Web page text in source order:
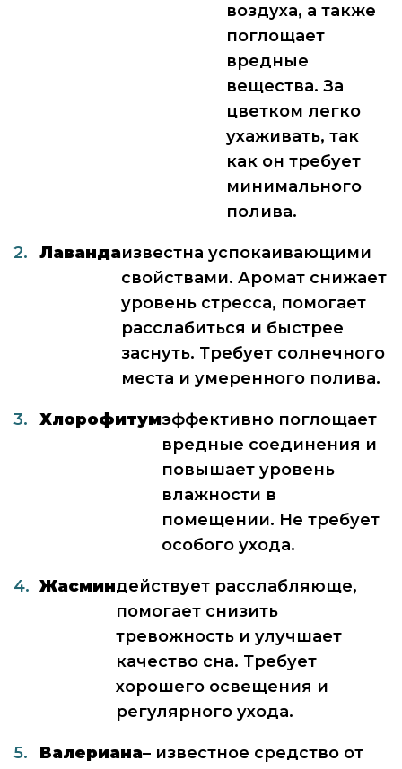
воздуха, а также
поглощает
вредные
вещества. За
цветком легко
ухаживать, так
как он требует
минимального
полива.
Лавандаизвестна успокаивающими
свойствами. Аромат снижает
уровень стресса, помогает
расслабиться и быстрее
заснуть. Требует солнечного
места и умеренного полива.
Хлорофитумэффективно поглощает
вредные соединения и
повышает уровень
влажности в
помещении. Не требует
особого ухода.
Жасминдействует расслабляюще,
помогает снизить
тревожность и улучшает
качество сна. Требует
хорошего освещения и
регулярного ухода.
Валериана– известное средство от